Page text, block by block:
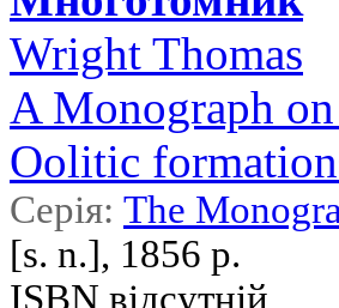
Wright Thomas
A Monograph
Oolitic
Серія: The
[s. n.], 1856 р.
ISBN відсутній